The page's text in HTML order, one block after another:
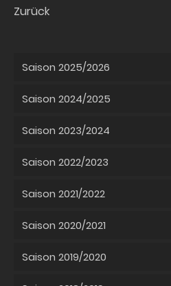
Zurück
Saison 2025/2026
Saison 2024/2025
Saison 2023/2024
Saison 2022/2023
Saison 2021/2022
Saison 2020/2021
Saison 2019/2020